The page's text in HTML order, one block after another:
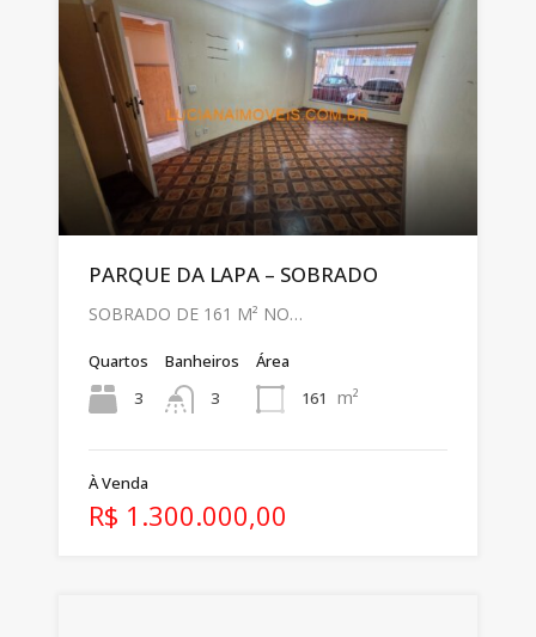
PARQUE DA LAPA – SOBRADO
SOBRADO DE 161 M² NO…
Quartos
3
Banheiros
3
Área
161
m²
À Venda
R$ 1.300.000,00